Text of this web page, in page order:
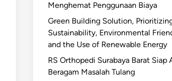
Menghemat Penggunaan Biaya
Green Building Solution,
Sustainability, Environmental
and the Use of Renewable Energy
RS Orthopedi Surabaya Barat Siap
Beragam Masalah Tulang